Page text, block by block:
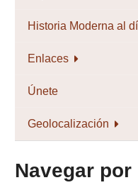
Historia Moderna al
Enlaces
Únete
Geolocalización
Navegar